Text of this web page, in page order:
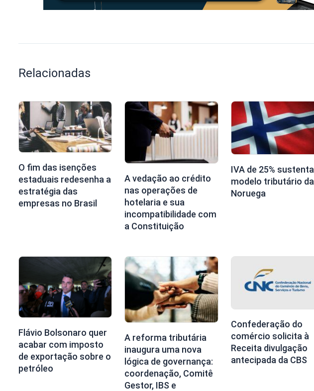
Relacionadas
O fim das isenções
estaduais redesenha a
estratégia das
empresas no Brasil
A vedação ao crédito
nas operações de
hotelaria e sua
incompatibilidade com
a Constituição
IVA de 25% sustenta
modelo tributário da
Noruega
Flávio Bolsonaro quer
acabar com imposto
de exportação sobre o
petróleo
A reforma tributária
inaugura uma nova
lógica de governança:
coordenação, Comitê
Gestor, IBS e
Confederação do
comércio solicita à
Receita divulgação
antecipada da CBS